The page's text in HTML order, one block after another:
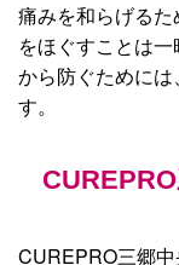
痛みを和らげる
をほぐすことは
から防ぐために
す。
CUREPRO三郷中